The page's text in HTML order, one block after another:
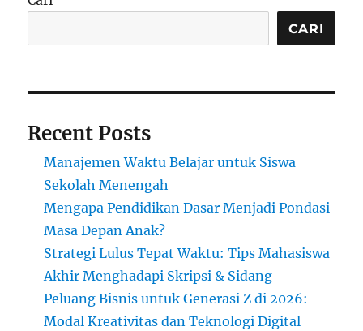
Viral
TikTok
CARI
Recent Posts
Manajemen Waktu Belajar untuk Siswa
Sekolah Menengah
Mengapa Pendidikan Dasar Menjadi Pondasi
Masa Depan Anak?
Strategi Lulus Tepat Waktu: Tips Mahasiswa
Akhir Menghadapi Skripsi & Sidang
Peluang Bisnis untuk Generasi Z di 2026:
Modal Kreativitas dan Teknologi Digital